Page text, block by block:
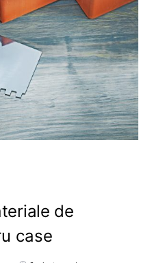
de
case